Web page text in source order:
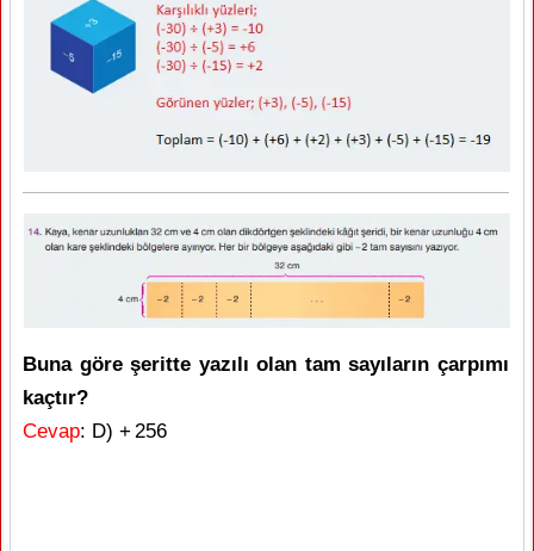
Buna göre şeritte yazılı olan tam sayıların çarpımı
kaçtır?
Cevap: D) + 256